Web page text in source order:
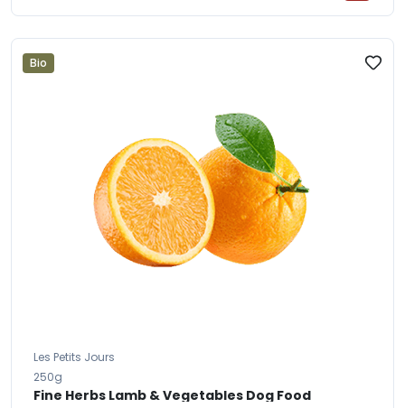
Bio
Les Petits Jours
250g
Fine Herbs Lamb & Vegetables Dog Food